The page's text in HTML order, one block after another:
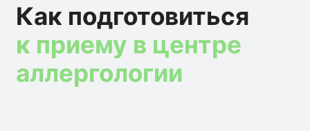
Как подготовиться
к приему в центре
аллергологии